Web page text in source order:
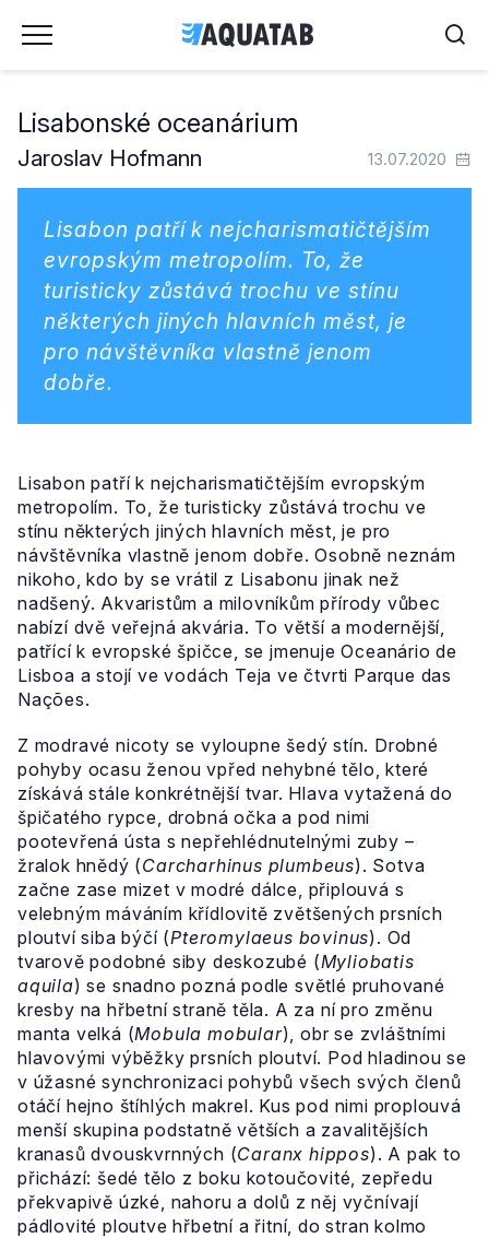
Lisabonské oceanárium
Jaroslav Hofmann 13.07.2020
Lisabon patří k nejcharismatičtějším
evropským metropolím. To, že
turisticky zůstává trochu ve stínu
některých jiných hlavních měst, je
pro návštěvníka vlastně jenom
dobře.
Lisabon patří k nejcharismatičtějším evropským
metropolím. To, že turisticky zůstává trochu ve
stínu některých jiných hlavních měst, je pro
návštěvníka vlastně jenom dobře. Osobně neznám
nikoho, kdo by se vrátil z Lisabonu jinak než
nadšený. Akvaristům a milovníkům přírody vůbec
nabízí dvě veřejná akvária. To větší a modernější,
patřící k evropské špičce, se jmenuje Oceanário de
Lisboa a stojí ve vodách Teja ve čtvrti Parque das
Nações.
Z modravé nicoty se vyloupne šedý stín. Drobné
pohyby ocasu ženou vpřed nehybné tělo, které
získává stále konkrétnější tvar. Hlava vytažená do
špičatého rypce, drobná očka a pod nimi
pootevřená ústa s nepřehlédnutelnými zuby –
žralok hnědý (Carcharhinus plumbeus). Sotva
začne zase mizet v modré dálce, připlouvá s
velebným máváním křídlovitě zvětšených prsních
ploutví siba býčí (Pteromylaeus bovinus). Od
tvarově podobné siby deskozubé (Myliobatis
aquila) se snadno pozná podle světlé pruhované
kresby na hřbetní straně těla. A za ní pro změnu
manta velká (Mobula mobular), obr se zvláštními
hlavovými výběžky prsních ploutví. Pod hladinou se
v úžasné synchronizaci pohybů všech svých členů
otáčí hejno štíhlých makrel. Kus pod nimi proplouvá
menší skupina podstatně větších a zavalitějších
kranasů dvouskvrnných (Caranx hippos). A pak to
přichází: šedé tělo z boku kotoučovité, zepředu
překvapivě úzké, nahoru a dolů z něj vyčnívají
pádlovité ploutve hřbetní a řitní, do stran kolmo